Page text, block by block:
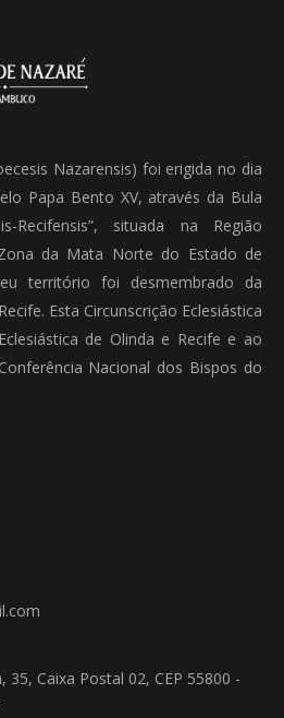
Nazarensis) foi erigida no dia
Papa Bento XV, através da Bula
Recifensis”, situada na Região
da Mata Norte do Estado de
território foi desmembrado da
Esta Circunscrição Eclesiástica
de Olinda e Recife e ao
Nacional dos Bispos do
35, Caixa Postal 02, CEP 55800 -